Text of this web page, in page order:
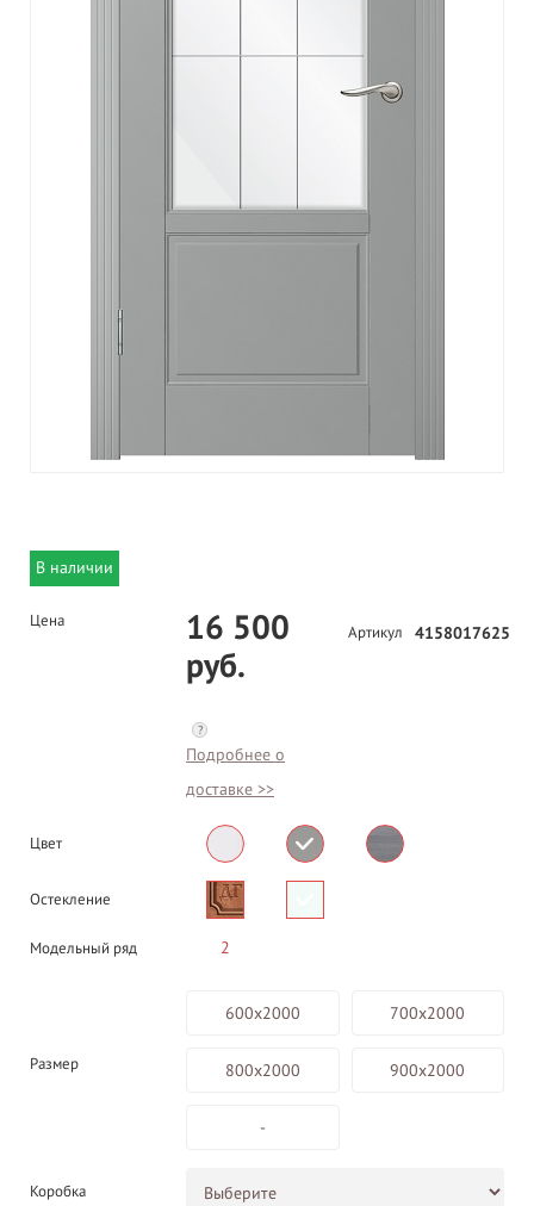
В наличии
Цена
16 500
руб.
?
Подробнее о
доставке >>
Артикул 4158017625
Цвет
Остекление
Модельный ряд 2
Размер
600х2000 700х2000
800х2000 900х2000
-
Коробка